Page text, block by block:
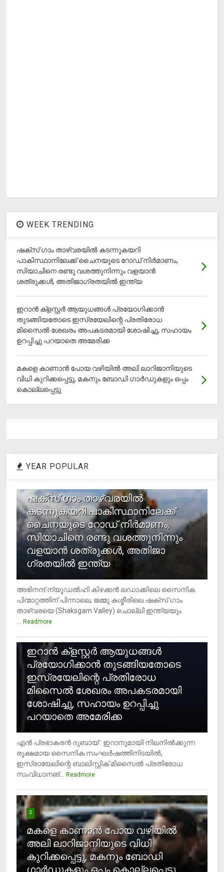
WEEK TRENDING
ഷക്സ് ​ഗാം താഴ്‌വരയിൽ കടന്നുകയറി
പാകിസ്ഥാനിലേക്ക് ചൈനയുടെ റോഡ് നിർമാണം,
സിയാചിനെ രണ്ടു വശത്തുനിന്നും വളയാൻ
ശത്രുക്കൾ, അതിജാ​ഗ്രതയിൽ ഇന്ത്യ
ഇറാന്‍ ക്‌ളസ്റ്റര്‍ ആയുധങ്ങള്‍ പ്രയോഗിക്കാന്‍
തുടങ്ങിയതോടെ ഇസ്രയേലിന്റെ പ്രതിരോധ
മിസൈല്‍ ശേഖരം അപകടരമായി ശോഷിച്ചു, സഹായം
ഉറപ്പിച്ചു പറയാതെ അമേരിക്ക
മകളെ കാണാന്‍ പോയ വഴിയില്‍ അലി ലാറിജാനിയുടെ
വിധി കുറിക്കപ്പെട്ടു, മകനും ബോഡി ഗാര്‍ഡുകളും ഒപ്പം
കൊല്ലപ്പെട്ടു
YEAR POPULAR
ഷക്സ് ​ഗാം താഴ്‌വരയിൽ
കടന്നുകയറി പാകിസ്ഥാനിലേക്ക്
ചൈനയുടെ റോഡ് നിർമാണം,
സിയാചിനെ രണ്ടു വശത്തുനിന്നും
വളയാൻ ശത്രുക്കൾ, അതിജാ​
ഗ്രതയിൽ ഇന്ത്യ
അഭിനന്ദ് ന്യൂഡൽഹി കിഴക്കൻ ലഡാക്കിലെ സൈനിക
പിന്മാറ്റത്തിന് പിന്നാലെ, ജമ്മു കശ്മീരിലെ ഷക്സ് ​ഗാം
താഴ്‌വരയെ (Shaksgam Valley) ചൊല്ലി ഇന്ത്യയും
... Readmore
ഇറാന്‍ ക്‌ളസ്റ്റര്‍ ആയുധങ്ങള്‍
പ്രയോഗിക്കാന്‍ തുടങ്ങിയതോടെ
ഇസ്രയേലിന്റെ പ്രതിരോധ
മിസൈല്‍ ശേഖരം അപകടരമായി
ശോഷിച്ചു, സഹായം ഉറപ്പിച്ചു
പറയാതെ അമേരിക്ക
എന്‍ പ്രഭാകരന്‍ ദുബായ് : ഇറാനുമായി നിലനില്‍ക്കുന്ന
രൂക്ഷമായ സൈനിക സംഘര്‍ഷത്തിനിടയില്‍,
ഇസ്രായേലിന്റെ ബാലിസ്റ്റിക് മിസൈല്‍ പ്രതിരോധ
സംവിധാനങ്... Readmore
3
മകളെ കാണാന്‍ പോയ വഴിയില്‍
അലി ലാറിജാനിയുടെ വിധി
കുറിക്കപ്പെട്ടു, മകനും ബോഡി